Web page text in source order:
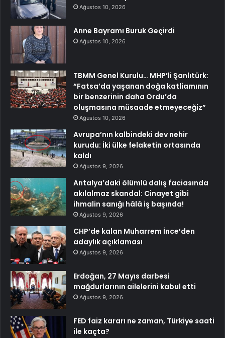
Ağustos 10, 2026
Anne Bayramı Buruk Geçirdi
Ağustos 10, 2026
TBMM Genel Kurulu… MHP’li Şanlıtürk:
“Fatsa’da yaşanan doğa katliamının
bir benzerinin daha Ordu’da
oluşmasına müsaade etmeyeceğiz”
Ağustos 10, 2026
Avrupa’nın kalbindeki dev nehir
kurudu: İki ülke felaketin ortasında
kaldı
Ağustos 9, 2026
Antalya’daki ölümlü dalış faciasında
akılalmaz skandal: Cinayet gibi
ihmalin sanığı hâlâ iş başında!
Ağustos 9, 2026
CHP’de kalan Muharrem İnce’den
adaylık açıklaması
Ağustos 9, 2026
Erdoğan, 27 Mayıs darbesi
mağdurlarının ailelerini kabul etti
Ağustos 9, 2026
FED faiz kararı ne zaman, Türkiye saati
ile kaçta?